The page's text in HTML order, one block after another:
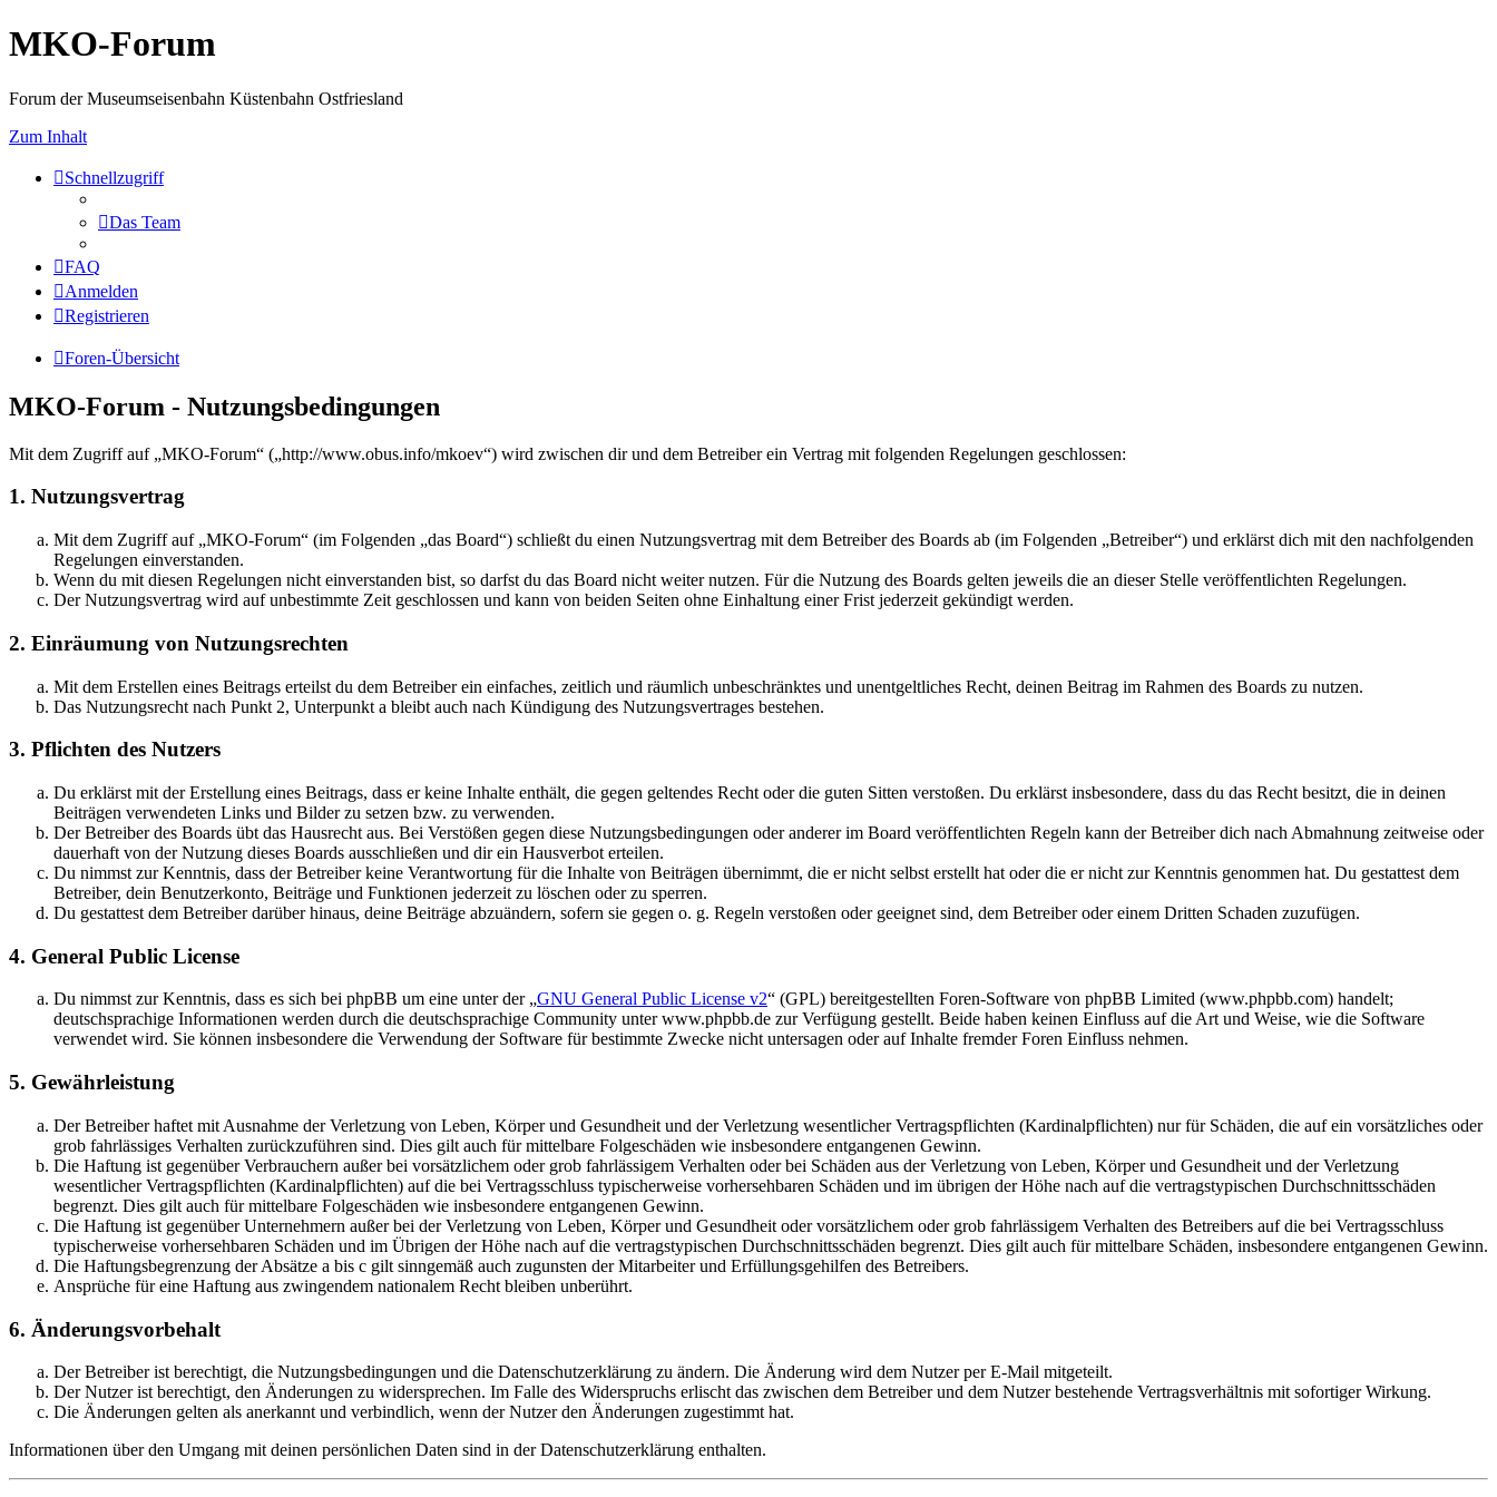
MKO-Forum
Forum der Museumseisenbahn Küstenbahn Ostfriesland
Zum Inhalt
Schnellzugriff
Das Team
FAQ
Anmelden
Registrieren
Foren-Übersicht
MKO-Forum - Nutzungsbedingungen
Mit dem Zugriff auf „MKO-Forum“ („http://www.obus.info/mkoev“) wird zwischen dir und dem Betreiber ein Vertrag mit folgenden Regelungen geschlossen:
1. Nutzungsvertrag
Mit dem Zugriff auf „MKO-Forum“ (im Folgenden „das Board“) schließt du einen Nutzungsvertrag mit dem Betreiber des Boards ab (im Folgenden „Betreiber“) und erklärst dich mit den nachfolgenden
Regelungen einverstanden.
Wenn du mit diesen Regelungen nicht einverstanden bist, so darfst du das Board nicht weiter nutzen. Für die Nutzung des Boards gelten jeweils die an dieser Stelle veröffentlichten Regelungen.
Der Nutzungsvertrag wird auf unbestimmte Zeit geschlossen und kann von beiden Seiten ohne Einhaltung einer Frist jederzeit gekündigt werden.
2. Einräumung von Nutzungsrechten
Mit dem Erstellen eines Beitrags erteilst du dem Betreiber ein einfaches, zeitlich und räumlich unbeschränktes und unentgeltliches Recht, deinen Beitrag im Rahmen des Boards zu nutzen.
Das Nutzungsrecht nach Punkt 2, Unterpunkt a bleibt auch nach Kündigung des Nutzungsvertrages bestehen.
3. Pflichten des Nutzers
Du erklärst mit der Erstellung eines Beitrags, dass er keine Inhalte enthält, die gegen geltendes Recht oder die guten Sitten verstoßen. Du erklärst insbesondere, dass du das Recht besitzt, die in deinen
Beiträgen verwendeten Links und Bilder zu setzen bzw. zu verwenden.
Der Betreiber des Boards übt das Hausrecht aus. Bei Verstößen gegen diese Nutzungsbedingungen oder anderer im Board veröffentlichten Regeln kann der Betreiber dich nach Abmahnung zeitweise oder
dauerhaft von der Nutzung dieses Boards ausschließen und dir ein Hausverbot erteilen.
Du nimmst zur Kenntnis, dass der Betreiber keine Verantwortung für die Inhalte von Beiträgen übernimmt, die er nicht selbst erstellt hat oder die er nicht zur Kenntnis genommen hat. Du gestattest dem
Betreiber, dein Benutzerkonto, Beiträge und Funktionen jederzeit zu löschen oder zu sperren.
Du gestattest dem Betreiber darüber hinaus, deine Beiträge abzuändern, sofern sie gegen o. g. Regeln verstoßen oder geeignet sind, dem Betreiber oder einem Dritten Schaden zuzufügen.
4. General Public License
Du nimmst zur Kenntnis, dass es sich bei phpBB um eine unter der „GNU General Public License v2“ (GPL) bereitgestellten Foren-Software von phpBB Limited (www.phpbb.com) handelt;
deutschsprachige Informationen werden durch die deutschsprachige Community unter www.phpbb.de zur Verfügung gestellt. Beide haben keinen Einfluss auf die Art und Weise, wie die Software
verwendet wird. Sie können insbesondere die Verwendung der Software für bestimmte Zwecke nicht untersagen oder auf Inhalte fremder Foren Einfluss nehmen.
5. Gewährleistung
Der Betreiber haftet mit Ausnahme der Verletzung von Leben, Körper und Gesundheit und der Verletzung wesentlicher Vertragspflichten (Kardinalpflichten) nur für Schäden, die auf ein vorsätzliches oder
grob fahrlässiges Verhalten zurückzuführen sind. Dies gilt auch für mittelbare Folgeschäden wie insbesondere entgangenen Gewinn.
Die Haftung ist gegenüber Verbrauchern außer bei vorsätzlichem oder grob fahrlässigem Verhalten oder bei Schäden aus der Verletzung von Leben, Körper und Gesundheit und der Verletzung
wesentlicher Vertragspflichten (Kardinalpflichten) auf die bei Vertragsschluss typischerweise vorhersehbaren Schäden und im übrigen der Höhe nach auf die vertragstypischen Durchschnittsschäden
begrenzt. Dies gilt auch für mittelbare Folgeschäden wie insbesondere entgangenen Gewinn.
Die Haftung ist gegenüber Unternehmern außer bei der Verletzung von Leben, Körper und Gesundheit oder vorsätzlichem oder grob fahrlässigem Verhalten des Betreibers auf die bei Vertragsschluss
typischerweise vorhersehbaren Schäden und im Übrigen der Höhe nach auf die vertragstypischen Durchschnittsschäden begrenzt. Dies gilt auch für mittelbare Schäden, insbesondere entgangenen Gewinn.
Die Haftungsbegrenzung der Absätze a bis c gilt sinngemäß auch zugunsten der Mitarbeiter und Erfüllungsgehilfen des Betreibers.
Ansprüche für eine Haftung aus zwingendem nationalem Recht bleiben unberührt.
6. Änderungsvorbehalt
Der Betreiber ist berechtigt, die Nutzungsbedingungen und die Datenschutzerklärung zu ändern. Die Änderung wird dem Nutzer per E-Mail mitgeteilt.
Der Nutzer ist berechtigt, den Änderungen zu widersprechen. Im Falle des Widerspruchs erlischt das zwischen dem Betreiber und dem Nutzer bestehende Vertragsverhältnis mit sofortiger Wirkung.
Die Änderungen gelten als anerkannt und verbindlich, wenn der Nutzer den Änderungen zugestimmt hat.
Informationen über den Umgang mit deinen persönlichen Daten sind in der Datenschutzerklärung enthalten.